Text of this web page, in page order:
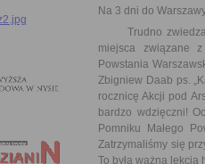
Na 3 dni do
Trudno zwiedzać
miejsca związane
Powstania
Zbigniew Daab ps.
rocznicę Akcji pod
bardzo wdzięczni!
Pomniku Małego
Zatrzymaliśmy się
To była ważna lekcja